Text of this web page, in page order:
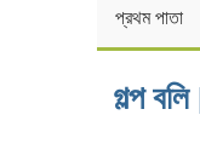
প্রথম পাতা
গল্প